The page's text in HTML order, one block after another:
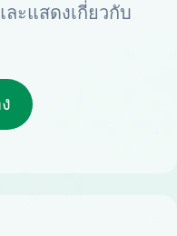
ะแสดงเกี่ยวกับ